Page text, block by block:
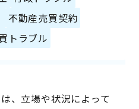
不動産売買契約
トラブル
、立場や状況によって